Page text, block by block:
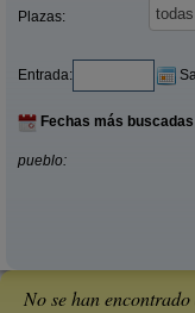
Plazas:
Entrada:
Fechas más buscadas
pueblo:
No se han